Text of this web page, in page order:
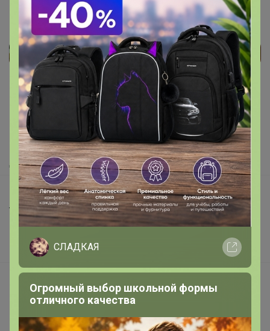
Реклама
Как здесь все устроено?
Как сделать заказ?
Как получить?
Доставка
Шоурумы
Торговые марки
Наша команда
В наличии
Подарочные сертификаты
Реклама на сайте
Поставщикам
СЛАДКАЯ
Огромный выбор школьной формы
отличного качества